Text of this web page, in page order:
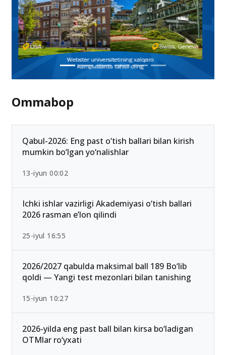
Ommabop
Qabul-2026: Eng past o‘tish ballari bilan kirish
mumkin bo‘lgan yo‘nalishlar
13-iyun 00:02
Ichki ishlar vazirligi Akademiyasi o‘tish ballari
2026 rasman e’lon qilindi
25-iyul 16:55
2026/2027 qabulda maksimal ball 189 Bo‘lib
qoldi — Yangi test mezonlari bilan tanishing
15-iyun 10:27
2026-yilda eng past ball bilan kirsa bo‘ladigan
OTMlar ro‘yxati